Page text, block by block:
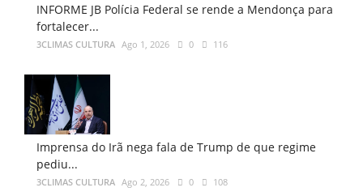
INFORME JB Polícia Federal se rende a Mendonça para
fortalecer...
3CLIMAS CULTURA Ago 1, 2026 0 116
Imprensa do Irã nega fala de Trump de que regime
pediu...
3CLIMAS CULTURA Ago 2, 2026 0 108